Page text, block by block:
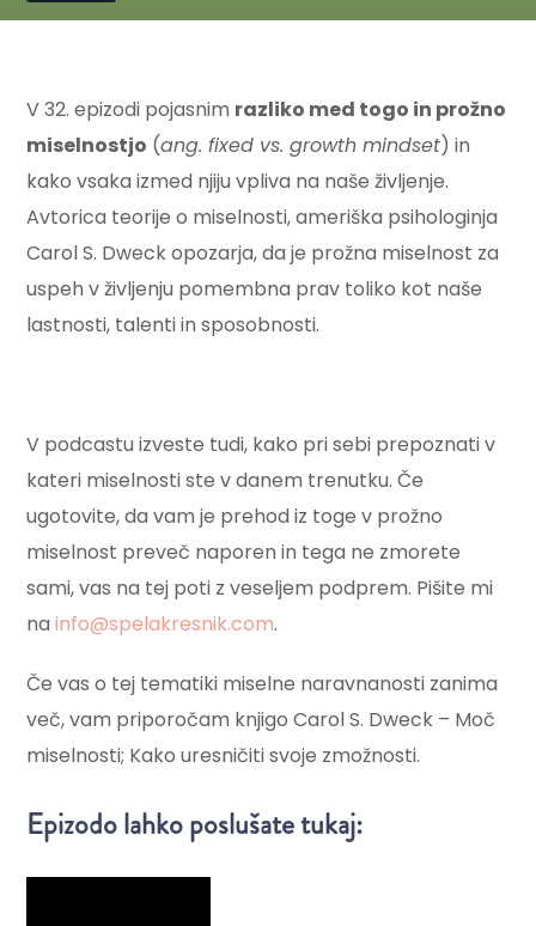
V 32. epizodi pojasnim razliko med togo in prožno
miselnostjo (ang. fixed vs. growth mindset) in
kako vsaka izmed njiju vpliva na naše življenje.
Avtorica teorije o miselnosti, ameriška psihologinja
Carol S. Dweck opozarja, da je prožna miselnost za
uspeh v življenju pomembna prav toliko kot naše
lastnosti, talenti in sposobnosti.
V podcastu izveste tudi, kako pri sebi prepoznati v
kateri miselnosti ste v danem trenutku. Če
ugotovite, da vam je prehod iz toge v prožno
miselnost preveč naporen in tega ne zmorete
sami, vas na tej poti z veseljem podprem. Pišite mi
nainfo@spelakresnik.com.
Če vas o tej tematiki miselne naravnanosti zanima
več, vam priporočam knjigo Carol S. Dweck – Moč
miselnosti; Kako uresničiti svoje zmožnosti.
Epizodo lahko poslušate tukaj: